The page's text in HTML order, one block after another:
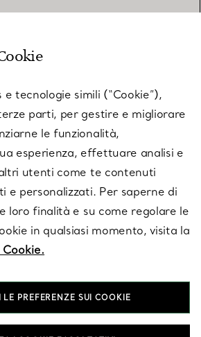
e tecnologie simili (“Cookie”),
parti, per gestire e migliorare
le funzionalità,
esperienza, effettuare analisi e
utenti come te contenuti
e personalizzati. Per saperne di
loro finalità e su come regolare le
in qualsiasi momento, visita la
LE PREFERENZE SUI COOKIE